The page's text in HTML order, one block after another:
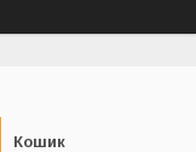
Кошик